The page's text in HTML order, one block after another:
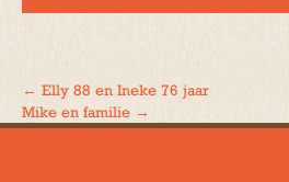
Bericht
← Elly 88 en Ineke 76 jaar
Mike en familie →